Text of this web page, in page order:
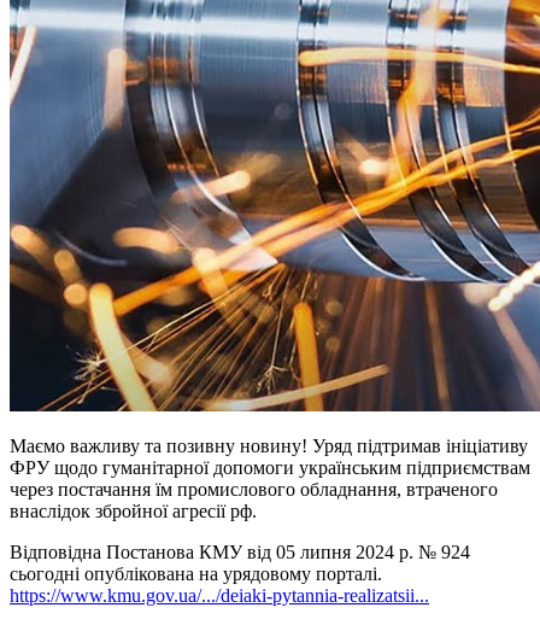
Маємо важливу та позивну новину! Уряд підтримав ініціативу
ФРУ щодо гуманітарної допомоги українським підприємствам
через постачання їм промислового обладнання, втраченого
внаслідок збройної агресії рф.
Відповідна Постанова КМУ від 05 липня 2024 р. № 924
сьогодні опублікована на урядовому порталі.
https://www.kmu.gov.ua/.../deiaki-pytannia-realizatsii...